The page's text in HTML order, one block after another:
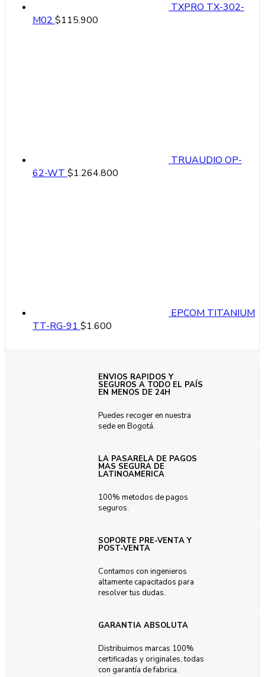
TXPRO TX-302-
M02 $115.900
TRUAUDIO OP-
62-WT $1.264.800
EPCOM TITANIUM
TT-RG-91 $1.600
ENVIOS RAPIDOS Y
SEGUROS A TODO EL PAÍS
EN MENOS DE 24H
Puedes recoger en nuestra
sede en Bogotá.
LA PASARELA DE PAGOS
MAS SEGURA DE
LATINOAMERICA
100% metodos de pagos
seguros.
SOPORTE PRE-VENTA Y
POST-VENTA
Contamos con ingenieros
altamente capacitados para
resolver tus dudas.
GARANTIA ABSOLUTA
Distribuimos marcas 100%
certificadas y originales, todas
con garantía de fabrica.